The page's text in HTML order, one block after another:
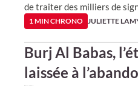
de traiter des milliers de
1 MIN CHRONO JULIETTE
Burj Al Babas,
laissée à